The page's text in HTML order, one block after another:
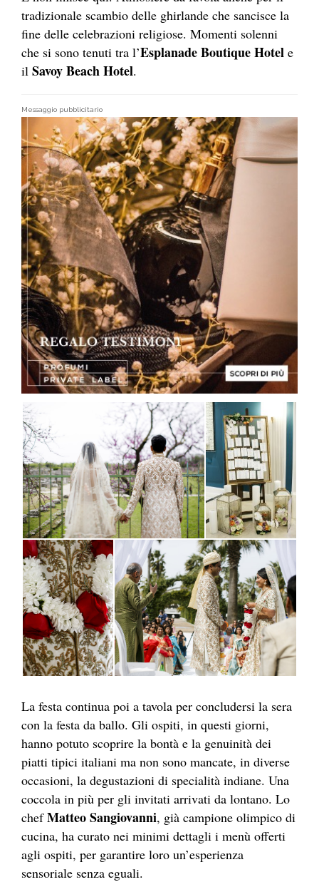
tradizionale scambio delle ghirlande che sancisce la
fine delle celebrazioni religiose. Momenti solenni
che si sono tenuti tra l’Esplanade Boutique Hotel e
il Savoy Beach Hotel.
Messaggio pubblicitario
La festa continua poi a tavola per concludersi la sera
con la festa da ballo. Gli ospiti, in questi giorni,
hanno potuto scoprire la bontà e la genuinità dei
piatti tipici italiani ma non sono mancate, in diverse
occasioni, la degustazioni di specialità indiane. Una
coccola in più per gli invitati arrivati da lontano. Lo
chefMatteo Sangiovanni, già campione olimpico di
cucina, ha curato nei minimi dettagli i menù offerti
agli ospiti, per garantire loro un’esperienza
sensoriale senza eguali.